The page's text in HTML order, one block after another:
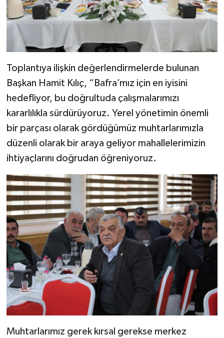
Toplantıya ilişkin değerlendirmelerde bulunan
Başkan Hamit Kılıç, “Bafra’mız için en iyisini
hedefliyor, bu doğrultuda çalışmalarımızı
kararlılıkla sürdürüyoruz. Yerel yönetimin önemli
bir parçası olarak gördüğümüz muhtarlarımızla
düzenli olarak bir araya geliyor mahallelerimizin
ihtiyaçlarını doğrudan öğreniyoruz.
Muhtarlarımız gerek kırsal gerekse merkez